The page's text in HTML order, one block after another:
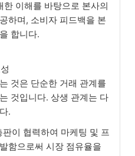
한 이해를 바탕으로 본사의
하며, 소비자 피드백을 본
합니다.
것은 단순한 거래 관계를
것입니다. 상생 관계는 다
.
판이 협력하여 마케팅 및 프
함으로써 시장 점유율을